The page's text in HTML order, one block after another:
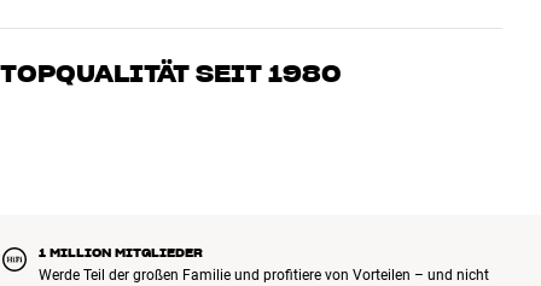
Kabellänge: 1 oder 2 Meter
Zertifiziert von HDMI.org
HDR
Unterstützt Ethernet und Audio Return Channel
Unsere Mitarbeiter sind echte Enthusiasten, die unsere Produkte
oder Heimkino. Erzähle uns, wovon Du träumst, und wir finden
TOPQUALITÄT SEIT 1980
1 MILLION MITGLIEDER
Werde Teil der großen Familie und profitiere von Vorteilen – und nicht